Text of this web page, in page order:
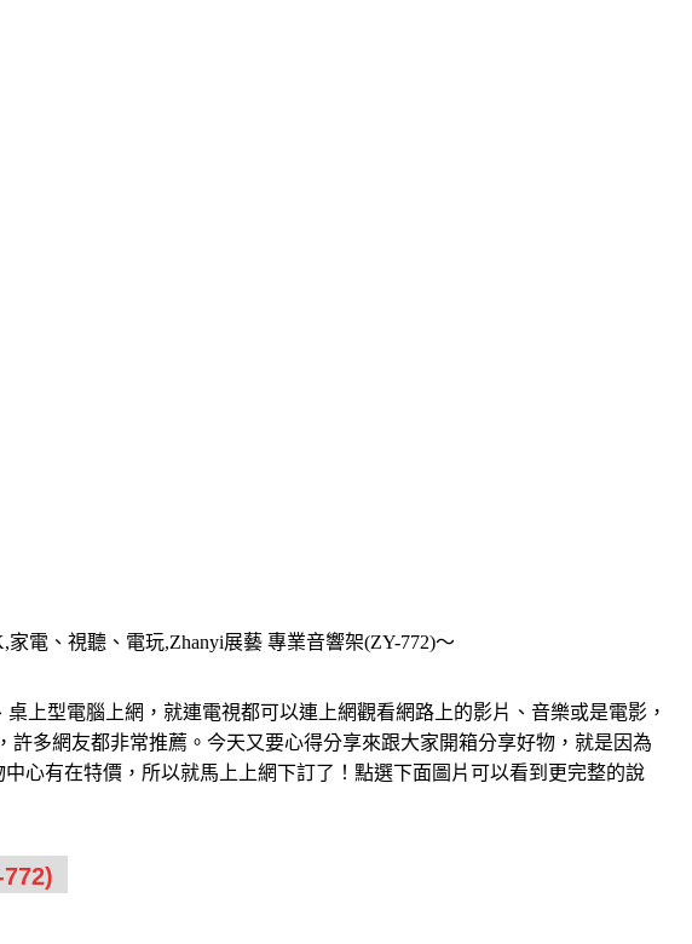
電、視聽、電玩,Zhanyi展藝 專業音響架(ZY-772)～
上型電腦上網，就連電視都可以連上網觀看網路上的影片、音樂或是電影，
，許多網友都非常推薦。今天又要心得分享來跟大家開箱分享好物，就是因為
心有在特價，所以就馬上上網下訂了！點選下面圖片可以看到更完整的說